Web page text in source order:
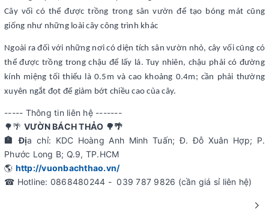
Cây vối có thể được trồng trong sân vườn để tạo bóng mát cũng
giống như những loài cây công trình khác
Ngoài ra đối với những nơi có diện tích sân vườn nhỏ, cây vối cũng có
thể được trồng trong chậu để lấy lá. Tuy nhiên, chậu phải có đường
kính miệng tối thiểu là 0.5m và cao khoảng 0.4m; cần phải thường
xuyên ngắt đọt để giảm bớt chiều cao của cây.
----- Thông tin liên hệ -------
🌳🌴 VƯỜN BÁCH THẢO 🌳🌴
🏣 Địa chỉ: KDC Hoàng Anh Minh Tuấn; Đ. Đỗ Xuân Hợp; P.
Phước Long B; Q.9, TP.HCM
🌎 http://vuonbachthao.vn/
☎ Hotline: 0868480244 - 039 787 9826 (cần giá sỉ liên hệ)